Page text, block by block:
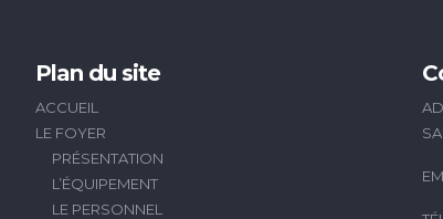
Plan du site
ACCUEIL
LE FOYER
PRÉSENTATION
L’ÉQUIPEMENT
LE PERSONNEL